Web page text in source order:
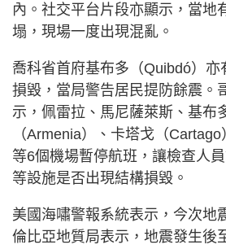
內。社交平台片段亦顯示，當地
塌，現場一度出現混亂。
喬科省首府基布多（Quibdó）亦
損毀，當局警告居民提防餘震。
示，佩雷拉、馬尼薩萊斯、基布
（Armenia）、卡塔戈（
等6個機場暫停航班，讓檢查人
等設施是否出現結構損毀。
美國海嘯警報系統表示，今次地
倫比亞地質局表示，地震發生後